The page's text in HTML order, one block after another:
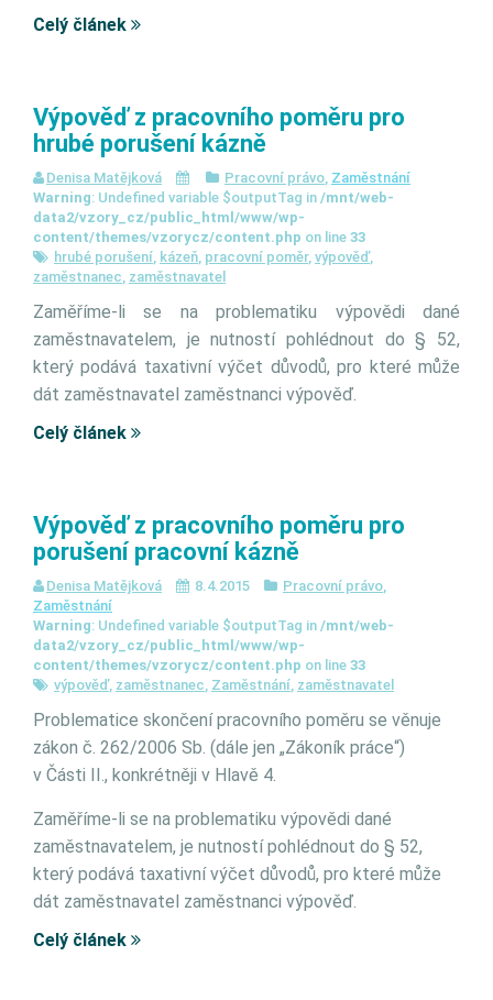
Celý článek
Výpověď z pracovního poměru pro
hrubé porušení kázně
Denisa Matějková Pracovní právo, Zaměstnání
Warning: Undefined variable $outputTag in /mnt/web-
data2/vzory_cz/public_html/www/wp-
content/themes/vzorycz/content.php on line 33
hrubé porušení, kázeň, pracovní poměr, výpověď,
zaměstnanec, zaměstnavatel
Zaměříme-li se na problematiku výpovědi dané
zaměstnavatelem, je nutností pohlédnout do § 52,
který podává taxativní výčet důvodů, pro které může
dát zaměstnavatel zaměstnanci výpověď.
Celý článek
Výpověď z pracovního poměru pro
porušení pracovní kázně
Denisa Matějková 8.4.2015 Pracovní právo,
Zaměstnání
Warning: Undefined variable $outputTag in /mnt/web-
data2/vzory_cz/public_html/www/wp-
content/themes/vzorycz/content.php on line 33
výpověď, zaměstnanec, Zaměstnání, zaměstnavatel
Problematice skončení pracovního poměru se věnuje
zákon č. 262/2006 Sb. (dále jen „Zákoník práce“)
v Části II., konkrétněji v Hlavě 4.
Zaměříme-li se na problematiku výpovědi dané
zaměstnavatelem, je nutností pohlédnout do § 52,
který podává taxativní výčet důvodů, pro které může
dát zaměstnavatel zaměstnanci výpověď.
Celý článek